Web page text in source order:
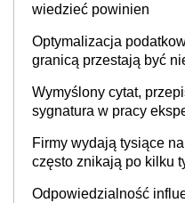
wiedzieć powinien
Optymalizacja
granicą przestają być
Wymyślony cytat,
sygnatura w pracy
Firmy wydają tysiące
często znikają po kilku
Odpowiedzialność